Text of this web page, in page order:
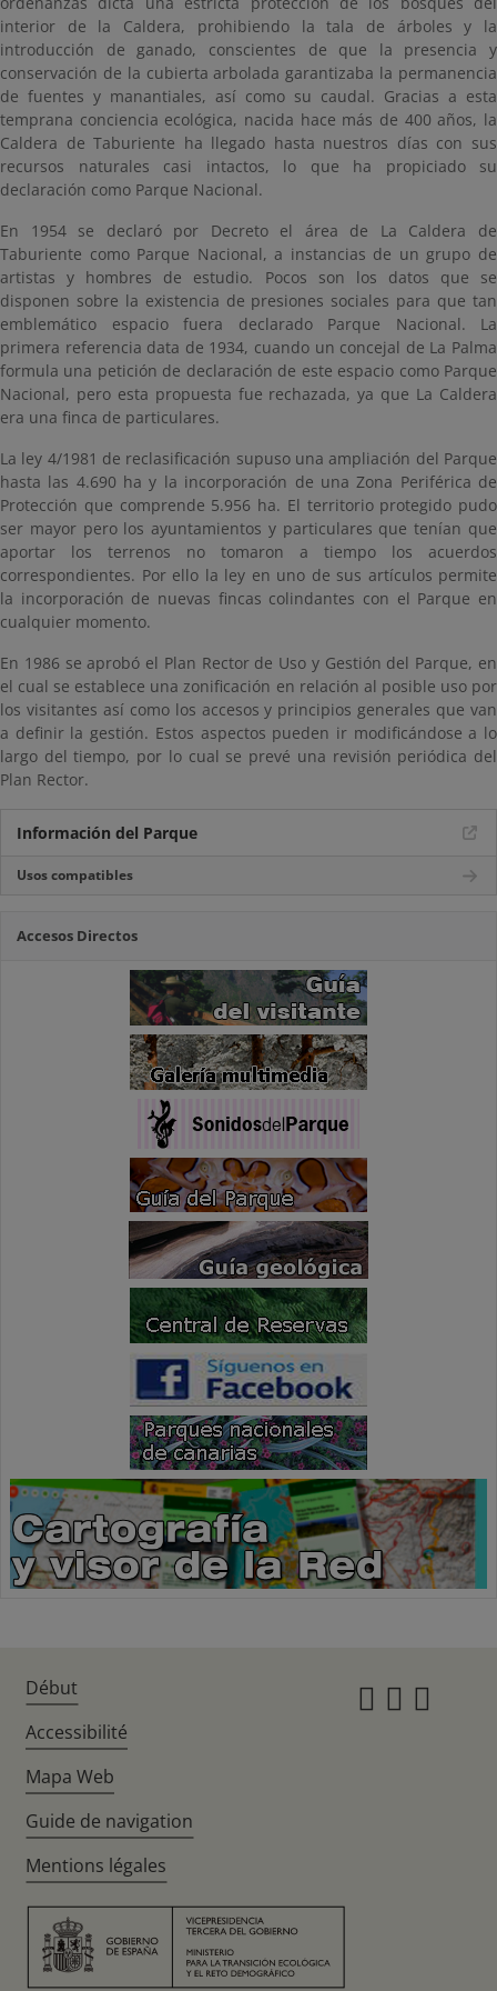
interior de la Caldera, prohibiendo la tala de árboles y la
introducción de ganado, conscientes de que la presencia y
conservación de la cubierta arbolada garantizaba la permanencia
de fuentes y manantiales, así como su caudal. Gracias a esta
temprana conciencia ecológica, nacida hace más de 400 años, la
Caldera de Taburiente ha llegado hasta nuestros días con sus
recursos naturales casi intactos, lo que ha propiciado su
declaración como Parque Nacional.
En 1954 se declaró por Decreto el área de La Caldera de
Taburiente como Parque Nacional, a instancias de un grupo de
artistas y hombres de estudio. Pocos son los datos que se
disponen sobre la existencia de presiones sociales para que tan
emblemático espacio fuera declarado Parque Nacional. La
primera referencia data de 1934, cuando un concejal de La Palma
formula una petición de declaración de este espacio como Parque
Nacional, pero esta propuesta fue rechazada, ya que La Caldera
era una finca de particulares.
La ley 4/1981 de reclasificación supuso una ampliación del Parque
hasta las 4.690 ha y la incorporación de una Zona Periférica de
Protección que comprende 5.956 ha. El territorio protegido pudo
ser mayor pero los ayuntamientos y particulares que tenían que
aportar los terrenos no tomaron a tiempo los acuerdos
correspondientes. Por ello la ley en uno de sus artículos permite
la incorporación de nuevas fincas colindantes con el Parque en
cualquier momento.
En 1986 se aprobó el Plan Rector de Uso y Gestión del Parque, en
el cual se establece una zonificación en relación al posible uso por
los visitantes así como los accesos y principios generales que van
a definir la gestión. Estos aspectos pueden ir modificándose a lo
largo del tiempo, por lo cual se prevé una revisión periódica del
Plan Rector.
Información del Parque
Usos compatibles
Accesos Directos
Début
Accessibilité
Mapa Web
Guide de navigation
Mentions légales